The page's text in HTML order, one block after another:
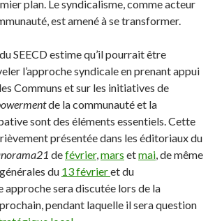
plan. Le syndicalisme, comme acteur
est amené à se transformer.
SEECD estime qu’il pourrait être
l’approche syndicale en prenant appui
Communs et sur les initiatives de
de la communauté et la
sont des éléments essentiels. Cette
présentée dans les éditoriaux du
defévrier, mars etmai , de même
du 13 févrieret du
approche sera discutée lors de la
prochain, pendant laquelle il sera question